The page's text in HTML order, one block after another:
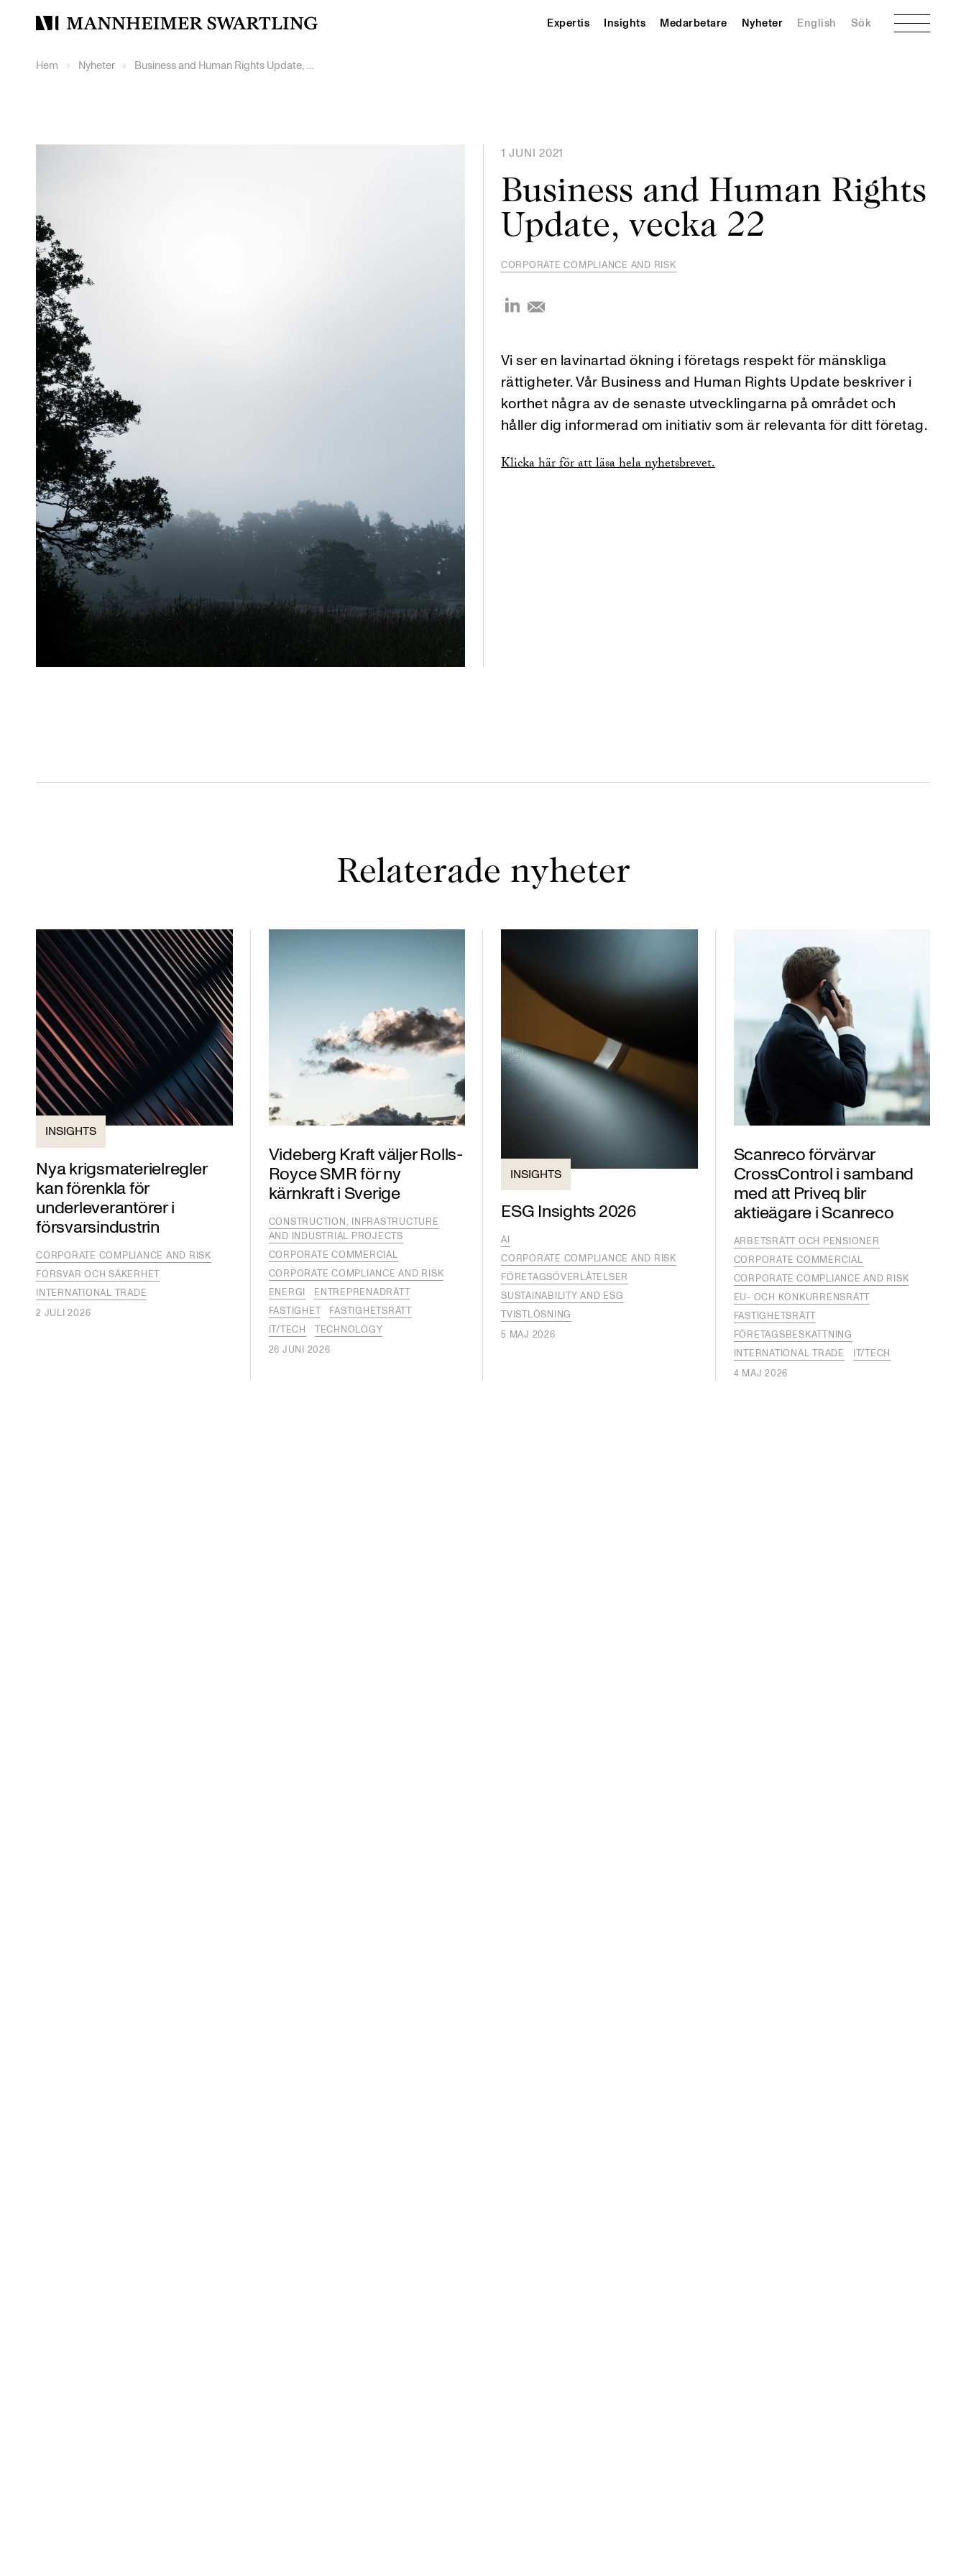
Mannheimer
Expertis Insights Medarbetare Nyheter English Sök Meny
Hem Nyheter Business and Human Rights Update, vecka 22
1 JUNI 2021
Business and Human Rights
Update, vecka 22
CORPORATE COMPLIANCE AND RISK
Vi ser en lavinartad ökning i företags respekt för mänskliga
rättigheter. Vår Business and Human Rights Update beskriver i
korthet några av de senaste utvecklingarna på området och
håller dig informerad om initiativ som är relevanta för ditt företag.
Klicka här för att läsa hela nyhetsbrevet.
Relaterade nyheter
INSIGHTS
Nya krigsmaterielregler
kan förenkla för
underleverantörer i
försvarsindustrin
CORPORATE COMPLIANCE AND RISK
FÖRSVAR OCH SÄKERHET
INTERNATIONAL TRADE
2 JULI 2026
Videberg Kraft väljer Rolls-
Royce SMR för ny
kärnkraft i Sverige
CONSTRUCTION, INFRASTRUCTURE
AND INDUSTRIAL PROJECTS
CORPORATE COMMERCIAL
CORPORATE COMPLIANCE AND RISK
ENERGI
ENTREPRENADRÄTT
FASTIGHET
FASTIGHETSRÄTT
IT/TECH
TECHNOLOGY
26 JUNI 2026
INSIGHTS
ESG Insights 2026
AI
CORPORATE COMPLIANCE AND RISK
FÖRETAGSÖVERLÅTELSER
SUSTAINABILITY AND ESG
TVISTLÖSNING
5 MAJ 2026
Scanreco förvärvar
CrossControl i samband
med att Priveq blir
aktieägare i Scanreco
ARBETSRÄTT OCH PENSIONER
CORPORATE COMMERCIAL
CORPORATE COMPLIANCE AND RISK
EU- OCH KONKURRENSRÄTT
FASTIGHETSRÄTT
FÖRETAGSBESKATTNING
INTERNATIONAL TRADE
IT/TECH
4 MAJ 2026